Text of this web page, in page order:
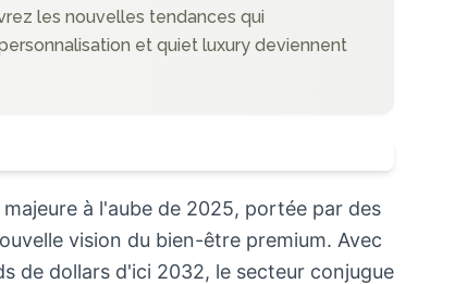
les nouvelles tendances qui
et quiet luxury deviennent
à l'aube de 2025, portée par des
vision du bien-être premium. Avec
de dollars d'ici 2032, le secteur conjugue